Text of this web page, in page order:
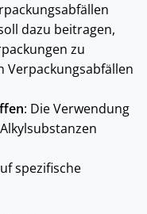
dazu beitragen,
zu
Verpackungsabfällen
: Die Verwendung
spezifische